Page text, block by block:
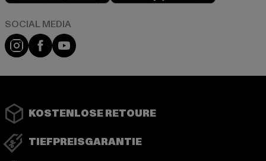
Instagram
FacebookYouTube
KOSTENLOSE RETOURE
TIEFPREISGARANTIE